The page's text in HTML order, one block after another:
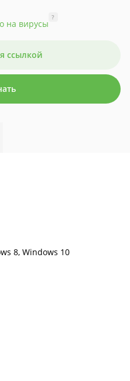
на вирусы
?
ссылкой
8, Windows 10